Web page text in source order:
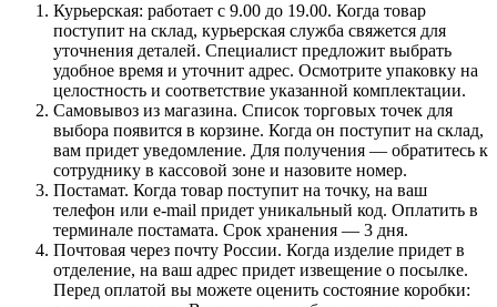
Курьерская: работает с 9.00 до 19.00. Когда товар
поступит на склад, курьерская служба свяжется для
уточнения деталей. Специалист предложит выбрать
удобное время и уточнит адрес. Осмотрите упаковку на
целостность и соответствие указанной комплектации.
Самовывоз из магазина. Список торговых точек для
выбора появится в корзине. Когда он поступит на склад,
вам придет уведомление. Для получения — обратитесь к
сотруднику в кассовой зоне и назовите номер.
Постамат. Когда товар поступит на точку, на ваш
телефон или e-mail придет уникальный код. Оплатить в
терминале постамата. Срок хранения — 3 дня.
Почтовая через почту России. Когда изделие придет в
отделение, на ваш адрес придет извещение о посылке.
Перед оплатой вы можете оценить состояние коробки: